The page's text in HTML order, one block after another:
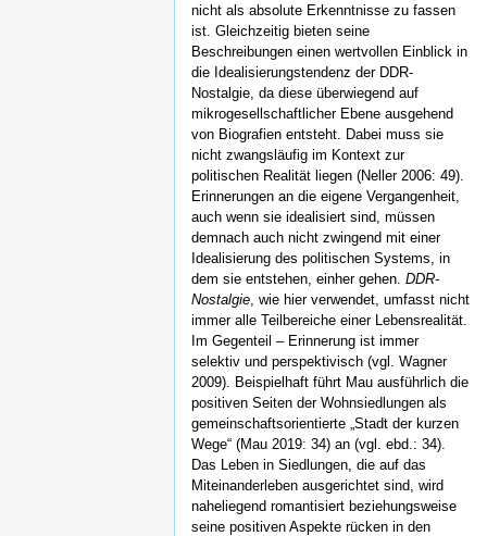
nicht als absolute Erkenntnisse zu fassen
ist. Gleichzeitig bieten seine
Beschreibungen einen wertvollen Einblick in
die Idealisierungstendenz der DDR-
Nostalgie, da diese überwiegend auf
mikrogesellschaftlicher Ebene ausgehend
von Biografien entsteht. Dabei muss sie
nicht zwangsläufig im Kontext zur
politischen Realität liegen (Neller 2006: 49).
Erinnerungen an die eigene Vergangenheit,
auch wenn sie idealisiert sind, müssen
demnach auch nicht zwingend mit einer
Idealisierung des politischen Systems, in
dem sie entstehen, einher gehen. DDR-
Nostalgie , wie hier verwendet, umfasst nicht
immer alle Teilbereiche einer Lebensrealität.
Im Gegenteil – Erinnerung ist immer
selektiv und perspektivisch (vgl. Wagner
2009). Beispielhaft führt Mau ausführlich die
positiven Seiten der Wohnsiedlungen als
gemeinschaftsorientierte „Stadt der kurzen
Wege“ (Mau 2019: 34) an (vgl. ebd.: 34).
Das Leben in Siedlungen, die auf das
Miteinanderleben ausgerichtet sind, wird
naheliegend romantisiert beziehungsweise
seine positiven Aspekte rücken in den